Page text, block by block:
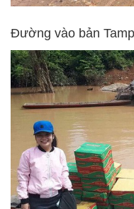
Đường vào bản